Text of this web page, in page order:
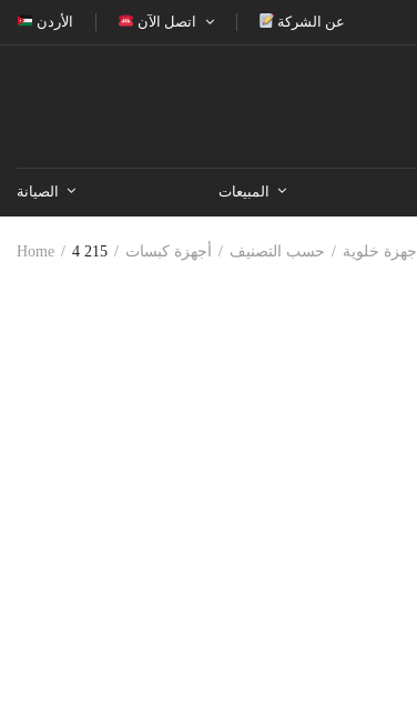
الأردن اتصل الآن عن الشركة
الصيانة المبيعات
Home أجهزة خلوية حسب التصنيف أجهزة كبسات